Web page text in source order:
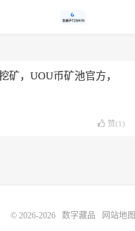
矿，UOU币矿池官方，
赞(1 )
© 2026-2026 数字藏品 网站地图